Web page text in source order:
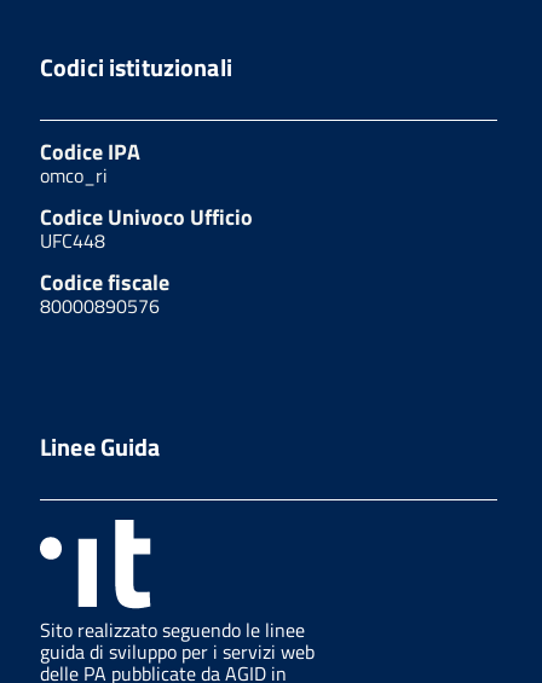
Codici istituzionali
Codice IPA
omco_ri
Codice Univoco Ufficio
UFC448
Codice fiscale
80000890576
Linee Guida
Sito realizzato seguendo le linee
guida di sviluppo per i servizi web
delle PA pubblicate da AGID in